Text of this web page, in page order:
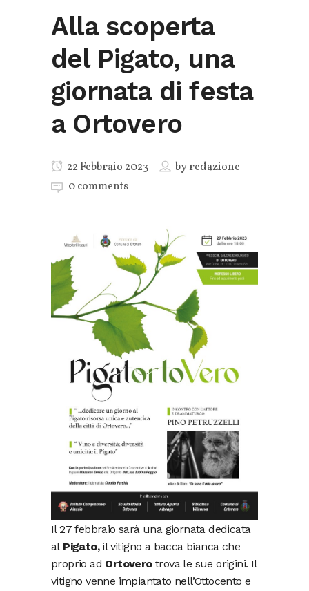
Alla scoperta
del Pigato, una
giornata di festa
a Ortovero
22 Febbraio 2023 byredazione
0 comments
Il 27 febbraio sarà una giornata dedicata
al Pigato,il vitigno a bacca bianca che
proprio ad Ortoverotrova le sue origini. Il
vitigno venne impiantato nell’Ottocento e